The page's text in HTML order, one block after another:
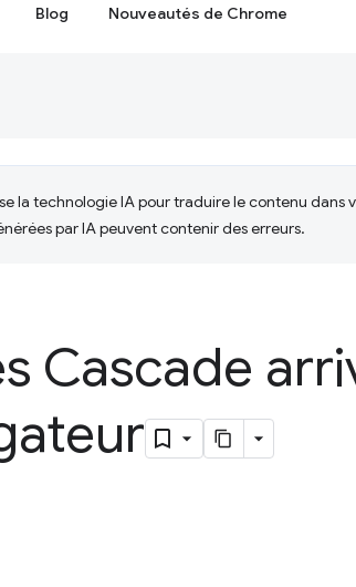
Blog Nouveautés de Chrome
la technologie IA pour traduire le contenu dans
par IA peuvent contenir des erreurs.
Cascade